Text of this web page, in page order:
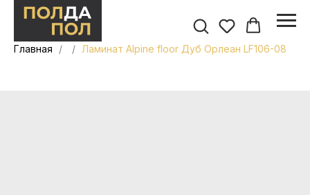
Главная Ламинат Alpine floor Дуб Орлеан LF106-08